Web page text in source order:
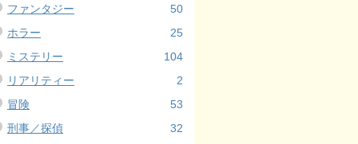
ファンタジー
50
ホラー
25
ミステリー
104
リアリティー
2
冒険
53
刑事／探偵
32